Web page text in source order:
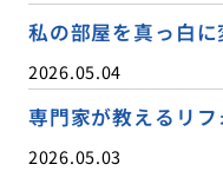
私の部屋を真っ白
2026.05.04
専門家が教えるリ
2026.05.03